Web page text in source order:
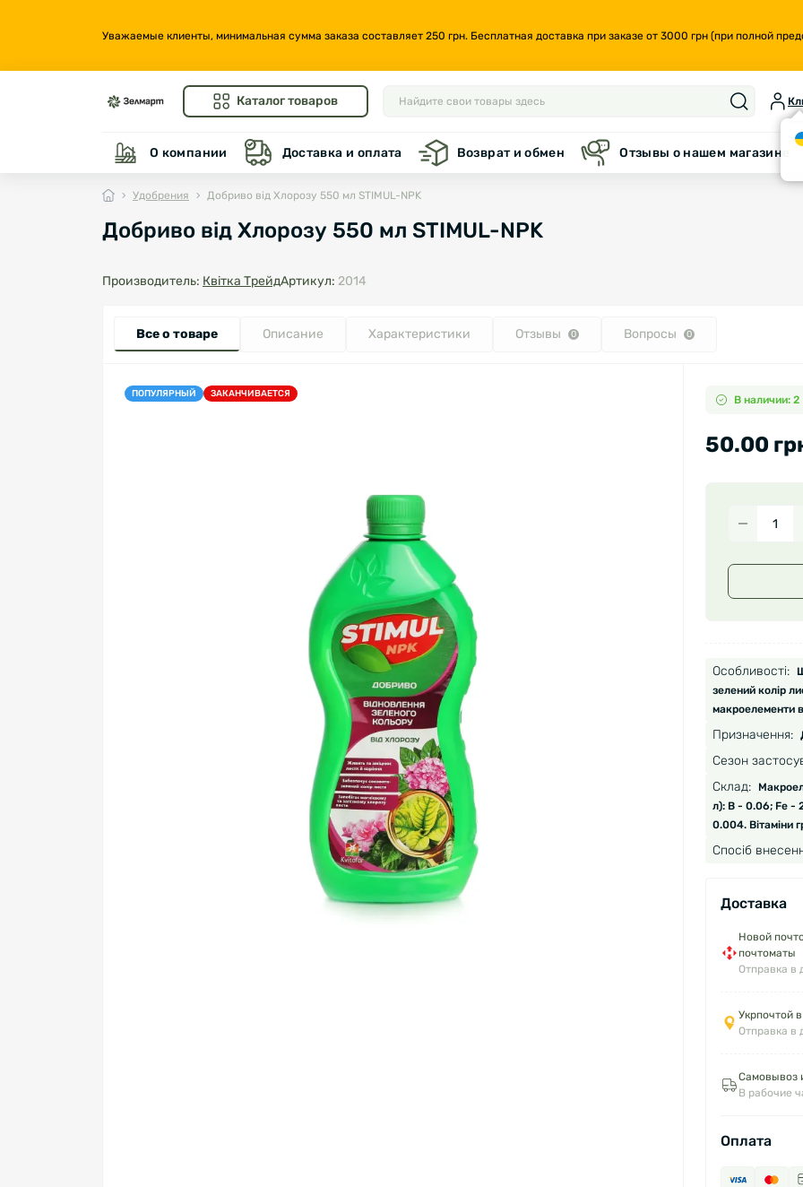
Уважаемые клиенты, минимальная сумма заказа составляет 250 грн. Бесплатная доставка при заказе от 3000 грн (при полной
Каталог товаров
О компании Доставка и оплата Возврат и обмен Отзывы о нашем магазине
Удобрения Добриво від Хлорозу 550 мл STIMUL-NPK
Добриво від Хлорозу 550 мл STIMUL-NPK
Производитель: Квітка ТрейдАртикул: 2014
Все о товаре Описание Характеристики Отзывы 0 Вопросы 0
ПОПУЛЯРНЫЙ ЗАКАНЧИВАЕТСЯ В наличии: 2
50.00
Особливості:
зелений колір
макроелементи
Призначення:
Сезон
Склад:
л): B - 0.06; Fe -
0.004. Вітаміни
Спосіб
Доставка
Новой
почтоматы
Отправка в
Укрпочтой
Отправка в
Самовывоз
В рабочие
Оплата